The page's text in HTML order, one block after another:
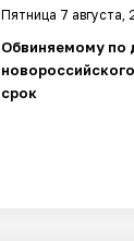
Пятница 7 августа,
Обвиняемому по
срок